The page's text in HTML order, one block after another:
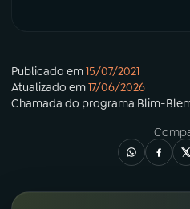
Publicado em15/07/2021
Atualizado em17/06/2026
Chamada do programa Blim-